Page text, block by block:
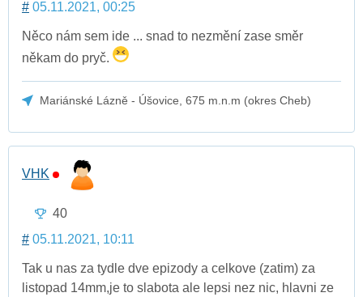
# 05.11.2021, 00:25
Něco nám sem ide ... snad to nezmění zase směr
někam do pryč.
Mariánské Lázně - Úšovice, 675 m.n.m (okres Cheb)
VHK
40
# 05.11.2021, 10:11
Tak u nas za tydle dve epizody a celkove (zatim) za
listopad 14mm,je to slabota ale lepsi nez nic, hlavni ze